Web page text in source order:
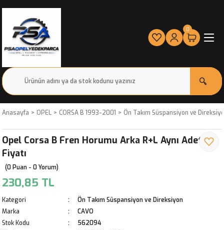
0
Anasayfa OPEL CORSA B 1993-2001 Ön Takım Süspansiyon ve
Opel Corsa B Fren Horumu Arka R+L Aynı Adet
Fiyatı
(0 Puan - 0 Yorum)
230,85 TL
Kategori
Ön Takım Süspansiyon ve Direksiyon
Marka
CAVO
Stok Kodu
562094